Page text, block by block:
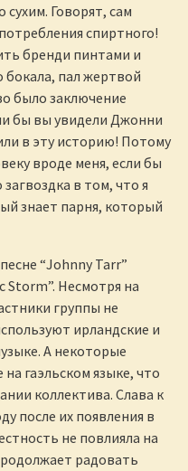
сухим. Говорят, сам
спиртного!
бренди пинтами и
пал жертвой
было заключение
бы вы увидели Джонни
в эту историю! Потому
вроде меня, если бы
в том, что я
знает парня, который
“Johnny Tarr”
Storm”. Несмотря на
группы не
ирландские и
А некоторые
гаэльском языке, что
коллектива. Слава к
после их появления в
не повлияла на
радовать